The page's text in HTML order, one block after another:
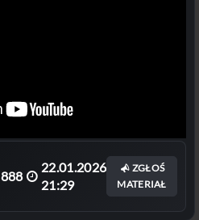
888
22.01.2026
21:29
ZGŁOŚ
MATERIAŁ